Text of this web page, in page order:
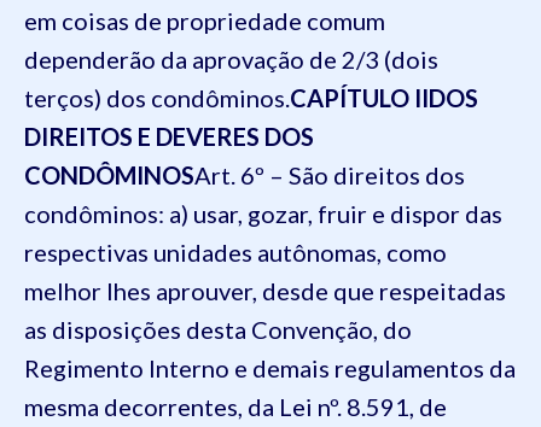
em coisas de propriedade comum
dependerão da aprovação de 2/3 (dois
terços) dos condôminos.CAPÍTULO IIDOS
DIREITOS E DEVERES DOS
CONDÔMINOSArt. 6º – São direitos dos
condôminos: a) usar, gozar, fruir e dispor das
respectivas unidades autônomas, como
melhor lhes aprouver, desde que respeitadas
as disposições desta Convenção, do
Regimento Interno e demais regulamentos da
mesma decorrentes, da Lei nº. 8.591, de